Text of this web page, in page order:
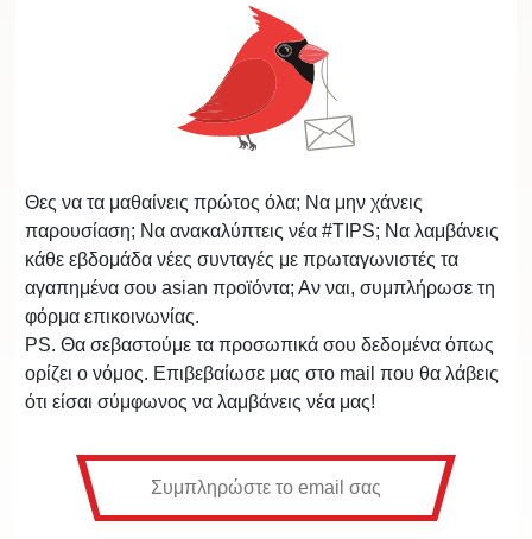
Θες να τα μαθαίνεις πρώτος όλα; Να μην χάνεις
παρουσίαση; Να ανακαλύπτεις νέα #TIPS; Να λαμβάνεις
κάθε εβδομάδα νέες συνταγές με πρωταγωνιστές τα
αγαπημένα σου asian προϊόντα; Αν ναι, συμπλήρωσε τη
φόρμα επικοινωνίας.
PS. Θα σεβαστούμε τα προσωπικά σου δεδομένα όπως
ορίζει ο νόμος. Επιβεβαίωσε μας στο mail που θα λάβεις
ότι είσαι σύμφωνος να λαμβάνεις νέα μας!